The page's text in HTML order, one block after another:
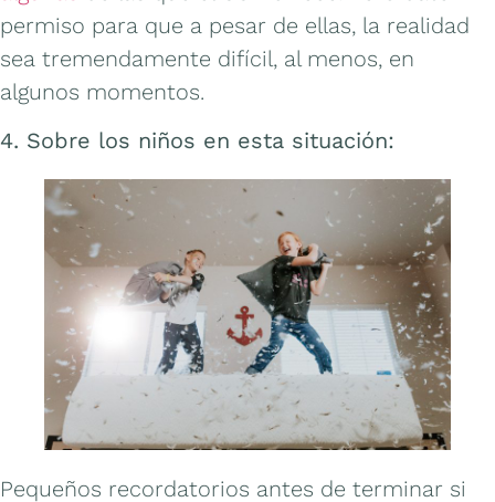
permiso para que a pesar de ellas, la realidad
sea tremendamente difícil, al menos, en
algunos momentos.
4. Sobre los niños en esta situación:
Pequeños recordatorios antes de terminar si